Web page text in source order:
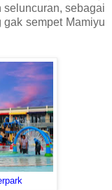
seluncuran, sebagai
sempet Mamiyu